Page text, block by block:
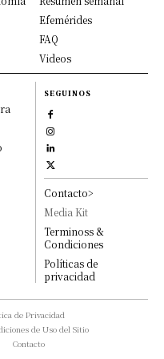
Efemérides
FAQ
Videos
SEGUINOS
Contacto>
Media Kit
Terminoss &
Condiciones
Políticas de
privacidad
de Privacidad
de Uso del Sitio
Contacto